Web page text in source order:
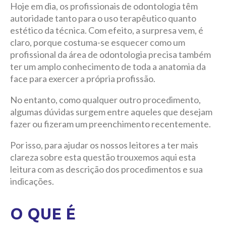
Hoje em dia, os profissionais de odontologia têm
autoridade tanto para o uso terapêutico quanto
estético da técnica. Com efeito, a surpresa vem, é
claro, porque costuma-se esquecer como um
profissional da área de odontologia precisa também
ter um amplo conhecimento de toda a anatomia da
face para exercer a própria profissão.
No entanto, como qualquer outro procedimento,
algumas dúvidas surgem entre aqueles que desejam
fazer ou fizeram um preenchimento recentemente.
Por isso, para ajudar os nossos leitores a ter mais
clareza sobre esta questão trouxemos aqui esta
leitura com as descrição dos procedimentos e sua
indicações.
O QUE É